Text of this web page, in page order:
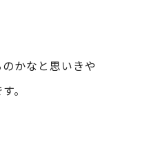
かなと思いきや
。